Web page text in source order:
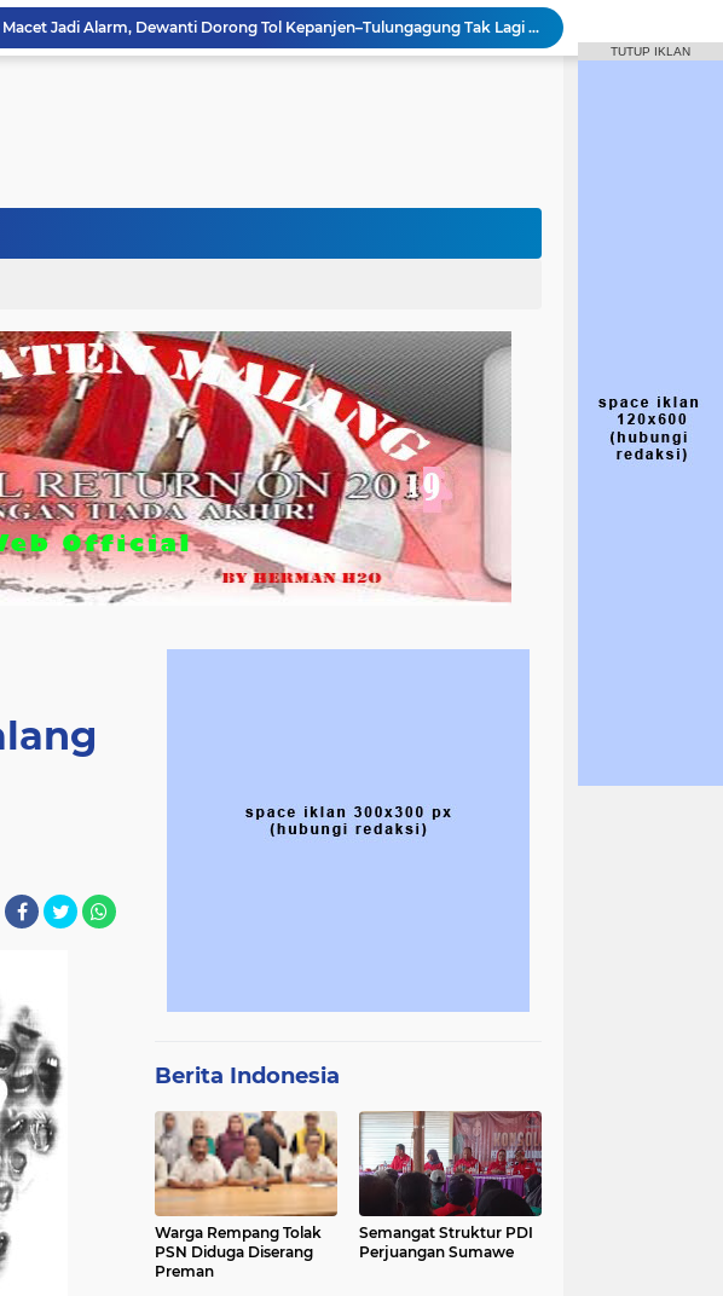
Macet Jadi Alarm, Dewanti Dorong Tol Kepanjen–Tulungagung Tak Lagi Wacana
Hasto Kembali Jabat Sekjen PDIP
Berita Indonesia
Warga Rempang Tolak
PSN Diduga Diserang
Preman
Semangat Struktur PDI
Perjuangan Sumawe
TUTUP IKLAN